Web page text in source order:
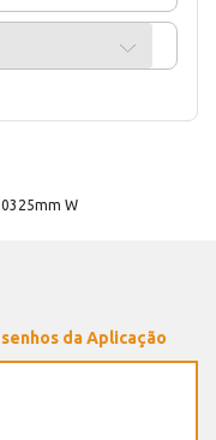
W
da Aplicação